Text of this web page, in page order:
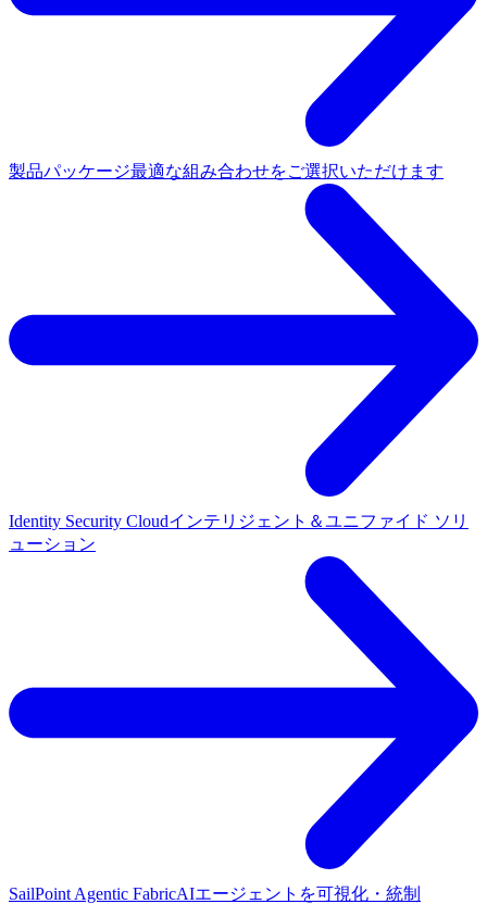
製品パッケージ最適な組み合わせをご選択いただけます
Identity Security Cloudインテリジェント＆ユニファイド ソリ
ューション
SailPoint Agentic FabricAIエージェントを可視化・統制